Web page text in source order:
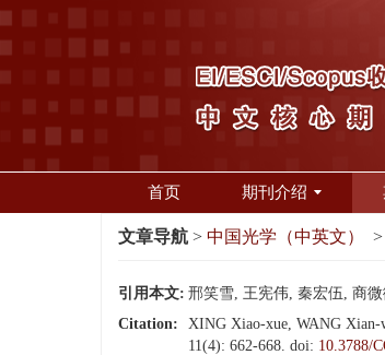
首页 期刊介绍
文章导航 > 中国光学（中英文） >
引用本文: 邢笑雪, 王宪伟, 秦宏伍, 商
Citation:
XING Xiao-xue, WANG
11(4): 662-668. doi: 10.3788/